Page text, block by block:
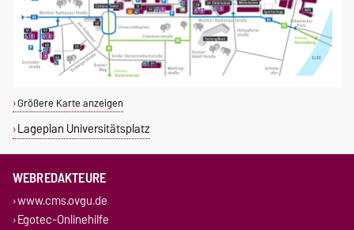
Größere Karte anzeigen
Lageplan Universitätsplatz
WEBREDAKTEURE
www.cms.ovgu.de
Egotec-Onlinehilfe